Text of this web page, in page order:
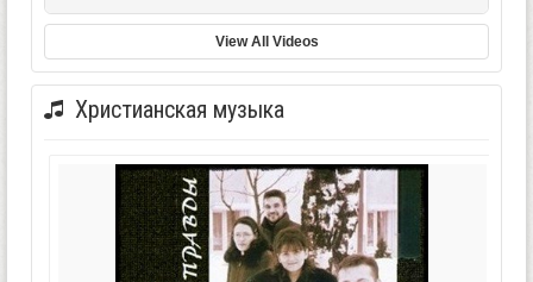
View All Videos
Христианская музыка